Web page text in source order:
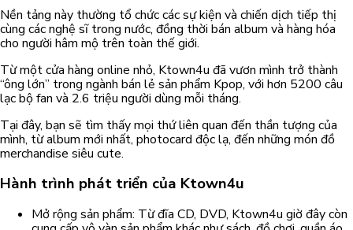
Nền tảng này thường tổ chức các sự kiện và chiến dịch tiếp thị
cùng các nghệ sĩ trong nước, đồng thời bán album và hàng hóa
cho người hâm mộ trên toàn thế giới.
Từ một cửa hàng online nhỏ, Ktown4u đã vươn mình trở thành
“ông lớn” trong ngành bán lẻ sản phẩm Kpop, với hơn 5200 câu
lạc bộ fan và 2.6 triệu người dùng mỗi tháng.
Tại đây, bạn sẽ tìm thấy mọi thứ liên quan đến thần tượng của
mình, từ album mới nhất, photocard độc lạ, đến những món đồ
merchandise siêu cute.
Hành trình phát triển của Ktown4u
Mở rộng sản phẩm: Từ đĩa CD, DVD, Ktown4u giờ đây còn